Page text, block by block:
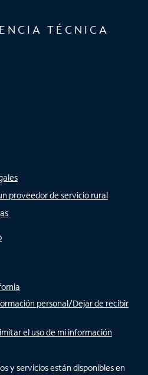
TÉCNICA
proveedor de servicio rural
personal/Dejar de recibir
el uso de mi información
y servicios están disponibles en